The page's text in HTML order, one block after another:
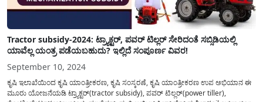
Tractor subsidy-2024: ಟ್ರ್ಯಾಕ್ಟರ್, ಪವರ್ ಟಿಲ್ಲರ್ ಸೇರಿದಂತೆ ಸಬ್ಸಿಡಿಯಲ್ಲಿ
ಯಾವೆಲ್ಲ ಯಂತ್ರ ಪಡೆಯಬಹುದು? ಇಲ್ಲಿದೆ ಸಂಪೂರ್ಣ ವಿವರ!
September 10, 2024
ಕೃಷಿ ಇಲಾಖೆಯಿಂದ ಕೃಷಿ ಯಾಂತ್ರೀಕರಣ, ಕೃಷಿ ಸಂಸ್ಕರಣೆ, ಕೃಷಿ ಯಾಂತ್ರೀಕರಣ ಉಪ ಅಭಿಯಾನ ಈ
ಮೂರು ಯೋಜನೆಯಡಿ ಟ್ರ್ಯಾಕ್ಟರ್(tractor subsidy), ಪವರ್ ಟಿಲ್ಲರ್(power tiller),